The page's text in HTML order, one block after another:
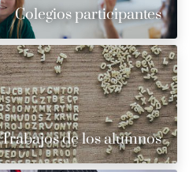
Colegios participantes
Trabajos de los alumnos